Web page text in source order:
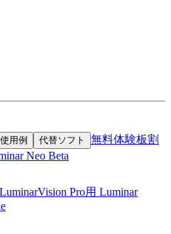
使用例 代替ソフト 無料体験板割
Neo Beta
Vision Pro用 Luminar